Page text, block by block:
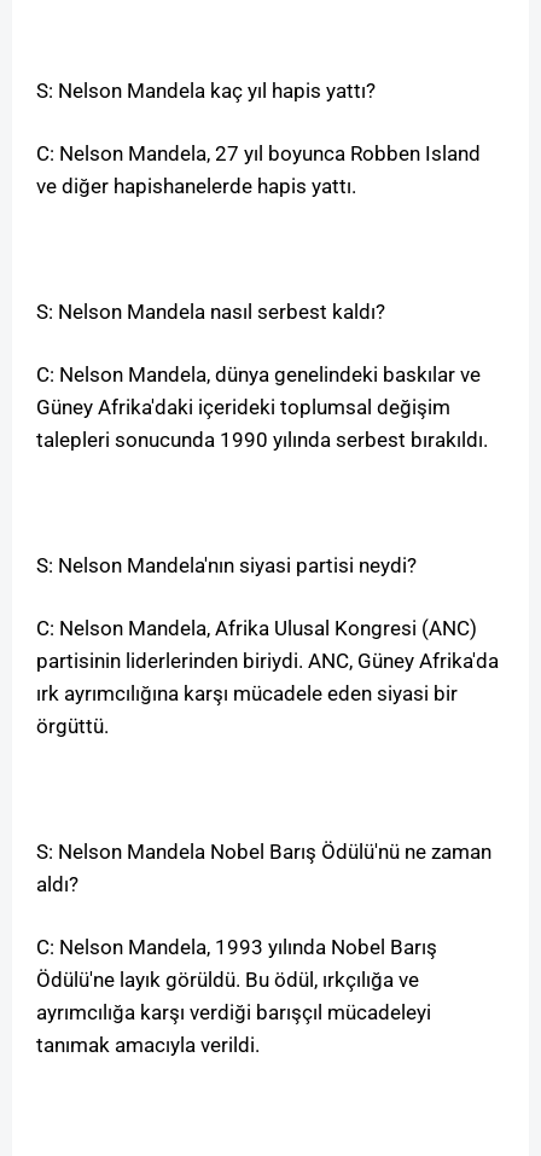
S: Nelson Mandela kaç yıl hapis yattı?
C: Nelson Mandela, 27 yıl boyunca Robben Island
ve diğer hapishanelerde hapis yattı.
S: Nelson Mandela nasıl serbest kaldı?
C: Nelson Mandela, dünya genelindeki baskılar ve
Güney Afrika'daki içerideki toplumsal değişim
talepleri sonucunda 1990 yılında serbest bırakıldı.
S: Nelson Mandela'nın siyasi partisi neydi?
C: Nelson Mandela, Afrika Ulusal Kongresi (ANC)
partisinin liderlerinden biriydi. ANC, Güney Afrika'da
ırk ayrımcılığına karşı mücadele eden siyasi bir
örgüttü.
S: Nelson Mandela Nobel Barış Ödülü'nü ne zaman
aldı?
C: Nelson Mandela, 1993 yılında Nobel Barış
Ödülü'ne layık görüldü. Bu ödül, ırkçılığa ve
ayrımcılığa karşı verdiği barışçıl mücadeleyi
tanımak amacıyla verildi.